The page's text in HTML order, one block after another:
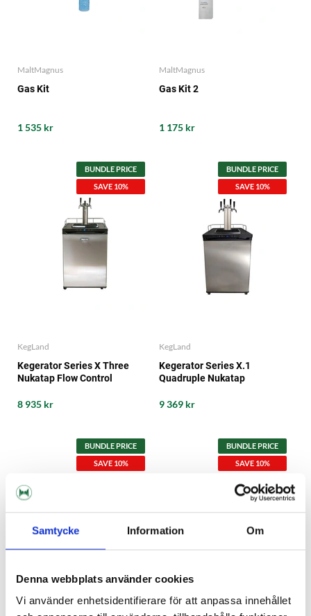
Samtycke Information Om
Denna webbplats använder cookies
Vi använder enhetsidentifierare för att anpassa innehållet
MaltMagnus
Gas Kit
1 535 kr
MaltMagnus
Gas Kit 2
1 175 kr
BUNDLE PRICE
SAVE 10%
KegLand
Kegerator Series X Three
Nukatap Flow Control
8 935 kr
BUNDLE PRICE
SAVE 10%
KegLand
Kegerator Series X.1
Quadruple Nukatap
9 369 kr
BUNDLE PRICE
SAVE 10%
BUNDLE PRICE
SAVE 10%